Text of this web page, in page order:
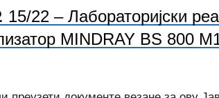
22 – Лабораторијски
MINDRAY BS 800